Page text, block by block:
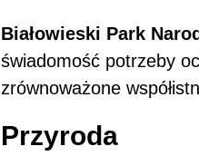
Białowieski Park
świadomość potrzeby
zrównoważone
Przyroda